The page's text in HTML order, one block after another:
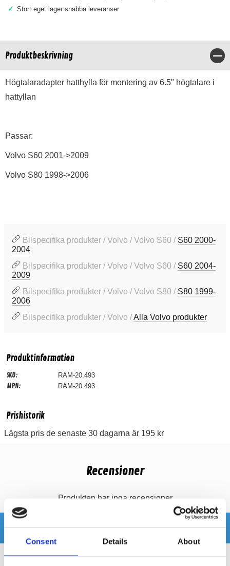
Consent Details About
✓ Stort eget lager snabba leveranser
Produktbeskrivning
Högtalaradapter hatthylla för montering av 6.5" högtalare i
hattyllan
Passar:
Volvo S60 2001->2009
Volvo S80 1998->2006
Bilspecifika produkter / Volvo / Volvo S60 / S60 2000-
2004
Bilspecifika produkter / Volvo / Volvo S60 / S60 2004-
2009
Bilspecifika produkter / Volvo / Volvo S80 / S80 1999-
2006
Bilspecifika produkter / Volvo /Alla Volvo produkter
Produktinformation
SKU: RAM-20.493
MPN: RAM-20.493
Prishistorik
Lägsta pris de senaste 30 dagarna är 195 kr
Recensioner
Produkten har inga recensioner